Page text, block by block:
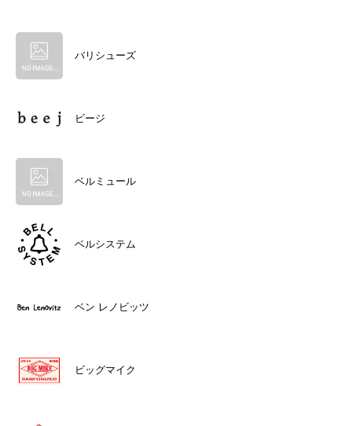
バリシューズ
ビージ
ベルミュール
ベルシステム
ベン レノビッツ
ビッグマイク